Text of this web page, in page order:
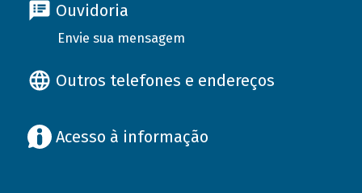
Ouvidoria
Envie sua mensagem
Outros telefones e endereços
Acesso à informação